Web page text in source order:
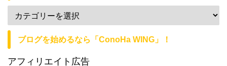
ブログを始めるなら「ConoHa WING」！
アフィリエイト広告